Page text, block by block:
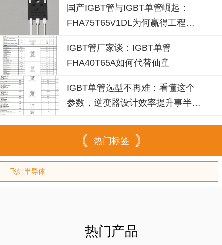
国产IGBT管与IGBT单管崛起：
FHA75T65V1DL为何赢得工程师
IGBT管厂家谈：IGBT单管
FHA40T65A如何代替仙童
IGBT单管选型不再难：看懂这个
参数，逆变器设计效率提升事半功
热门标签
飞虹半导体
热门产品